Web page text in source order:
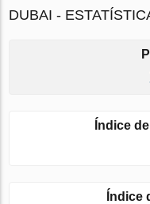
DUBAI -
Índice
Índice